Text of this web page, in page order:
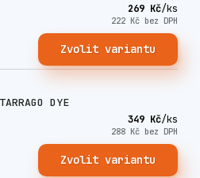
269 Kč/ks
222 Kč bez DPH
Zvolit variantu
DYE
349 Kč/ks
288 Kč bez DPH
Zvolit variantu